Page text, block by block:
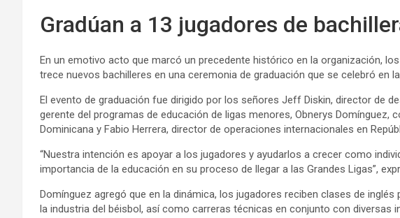
Gradúan a 13 jugadores de
En un emotivo acto que marcó un precedente histórico en la organización,
trece nuevos bachilleres en una ceremonia de graduación que se celebró en
El evento de graduación fue dirigido por los señores Jeff Diskin, director de
gerente del programas de educación de ligas menores, Obnerys Domínguez,
Dominicana y Fabio Herrera, director de operaciones internacionales en
“Nuestra intención es apoyar a los jugadores y ayudarlos a crecer como
importancia de la educación en su proceso de llegar a las Grandes Ligas”,
Domínguez agregó que en la dinámica, los jugadores reciben clases de
la industria del béisbol, así como carreras técnicas en conjunto con diversas